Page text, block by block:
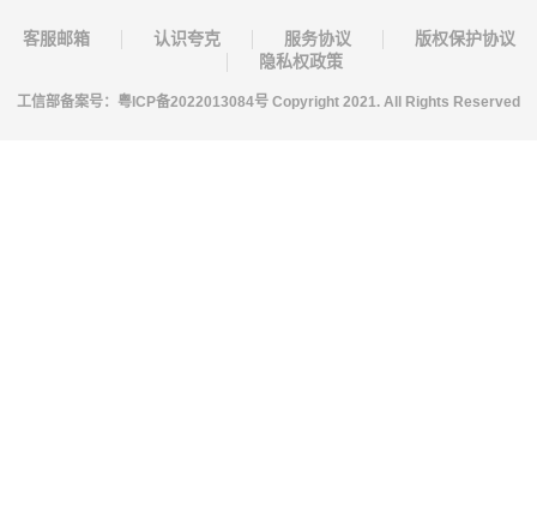
客服邮箱 认识夸克 服务协议
版权保护协议
隐私权政策
工信部备案号： 粤ICP备2022013084号 Copyright 2021. All Rights Reserved